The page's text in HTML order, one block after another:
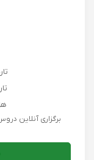
برگزاری آنلاین
پست پروداکشن PostProduction-photoshopفتوشاپ